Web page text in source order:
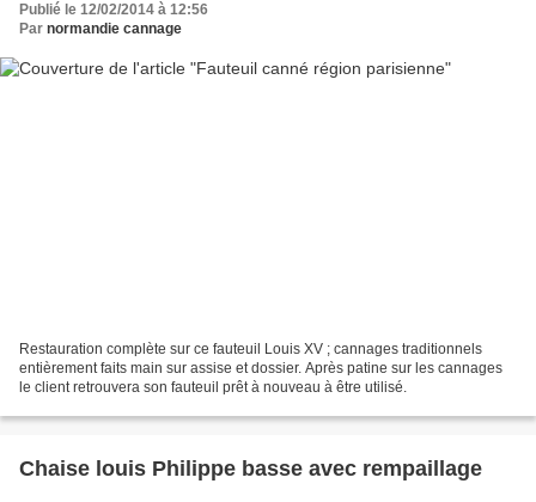
Publié le 12/02/2014 à 12:56
Par normandie cannage
Restauration complète sur ce fauteuil Louis XV ; cannages traditionnels
entièrement faits main sur assise et dossier. Après patine sur les cannages
le client retrouvera son fauteuil prêt à nouveau à être utilisé.
Chaise louis Philippe basse avec rempaillage